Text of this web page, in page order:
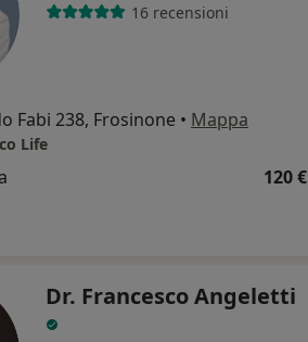
16 recensioni
Fabi 238, Frosinone • Mappa
Life
120 €
Dr. Francesco Angeletti